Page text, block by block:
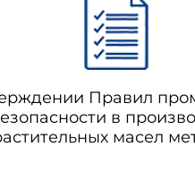
Правил
в
масел